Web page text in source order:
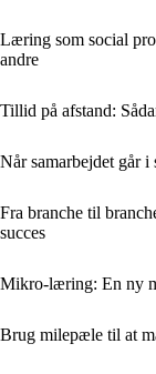
Læring som social
andre
Tillid på afstand:
Når samarbejdet går
Fra branche til
succes
Mikro-læring: En ny
Brug milepæle til at